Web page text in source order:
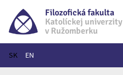
Filozofická fakulta
Katolíckej univerzity
v Ružomberku
SK EN
Hlavné menu